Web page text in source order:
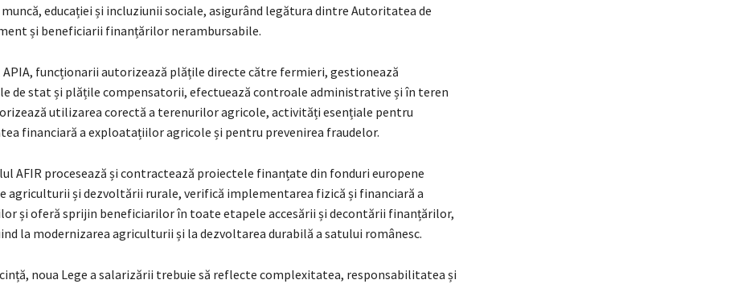
educației și incluziunii sociale, asigurând legătura dintre Autoritatea de
și beneficiarii finanțărilor nerambursabile.
APIA, funcționarii autorizează plățile directe către fermieri, gestionează
de stat și plățile compensatorii, efectuează controale administrative și în teren
utilizarea corectă a terenurilor agricole, activități esențiale pentru
financiară a exploatațiilor agricole și pentru prevenirea fraudelor.
AFIR procesează și contractează proiectele finanțate din fonduri europene
agriculturii și dezvoltării rurale, verifică implementarea fizică și financiară a
și oferă sprijin beneficiarilor în toate etapele accesării și decontării finanțărilor,
la modernizarea agriculturii și la dezvoltarea durabilă a satului românesc.
noua Lege a salarizării trebuie să reflecte complexitatea, responsabilitatea și